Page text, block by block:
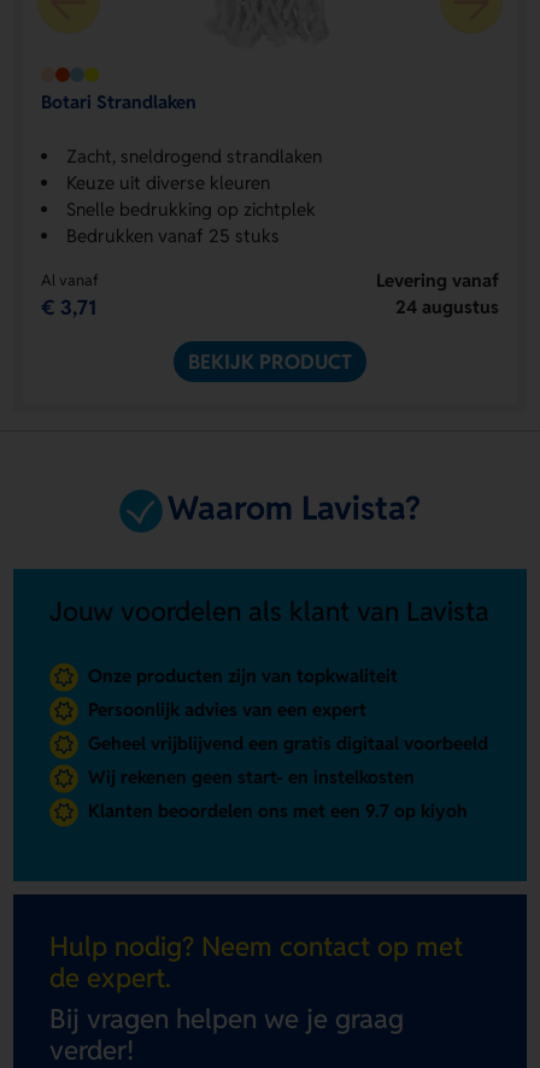
Botari Strandlaken
Zacht, sneldrogend strandlaken
Keuze uit diverse kleuren
Snelle bedrukking op zichtplek
Bedrukken vanaf 25 stuks
Al vanaf
€ 3,71
Levering vanaf
24 augustus
BEKIJK PRODUCT
Waarom Lavista?
Jouw voordelen als klant van Lavista
Onze producten zijn van topkwaliteit
Persoonlijk advies van een expert
Geheel vrijblijvend een gratis digitaal voorbeeld
Wij rekenen geen start- en instelkosten
Klanten beoordelen ons met een 9.7 op kiyoh
Hulp nodig? Neem contact op met
de expert.
Bij vragen helpen we je graag
verder!